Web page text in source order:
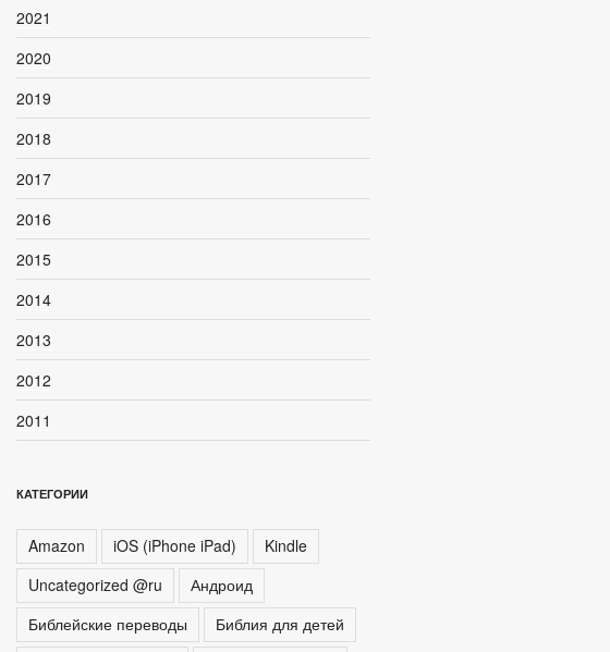
2021
2020
2019
2018
2017
2016
2015
2014
2013
2012
2011
КАТЕГОРИИ
Amazon iOS (iPhone iPad)
Kindle
Uncategorized @ru
Андроид
Библейские переводы
Библия для детей